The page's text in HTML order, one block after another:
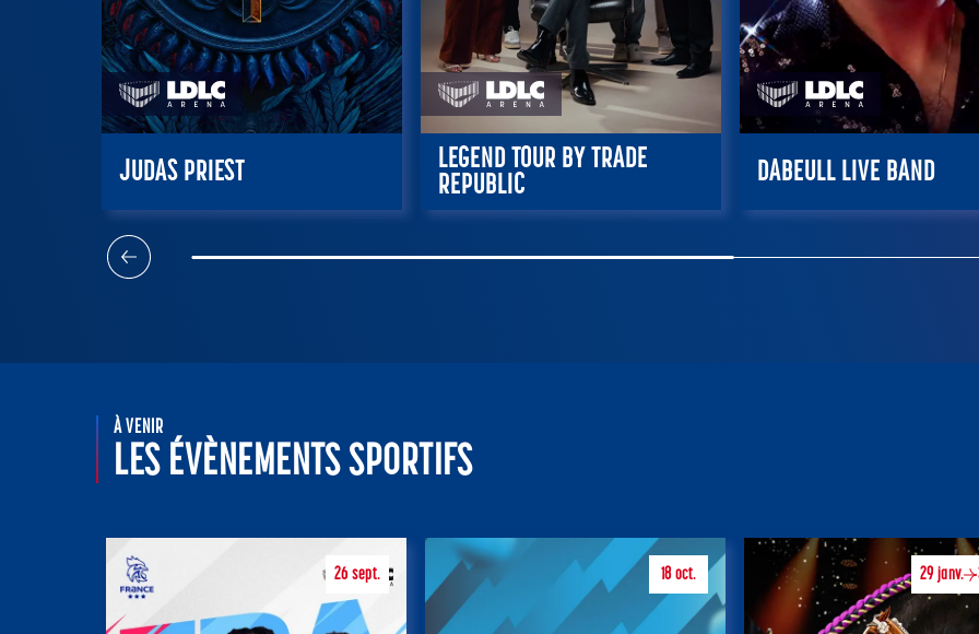
JUDAS PRIEST
RÉSERVER
LEGEND TOUR BY TRADE
REPUBLIC
DABEULL LIVE BAND
À VENIR
LES ÉVÈNEMENTS SPORTIFS
26 sept. 18 oct. 29 janv.